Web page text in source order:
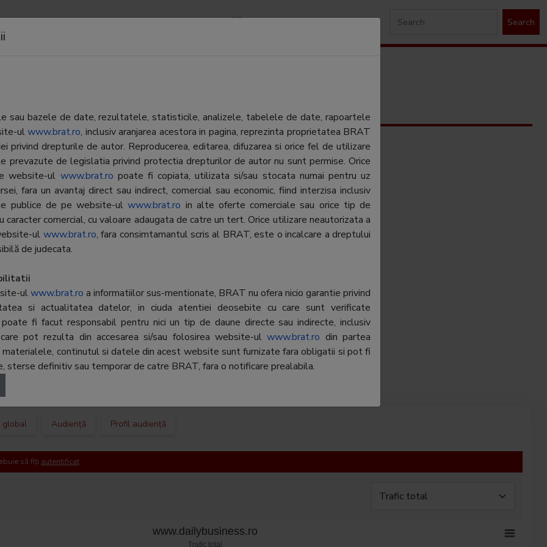
NEWSLETTERS CONTACTE LOGIN Search
Management SRL
Management SRL
Gheorghe
Oprea
Prahova
global Audiență Profil audiență
să fiți autentificat
www.dailybusiness.ro
Trafic total
sau bazele de date, rezultatele, statisticile, analizele, tabelele de date, rapoartele
ulwww.brat.ro, inclusiv aranjarea acestora in pagina, reprezinta proprietatea BRAT
privind drepturile de autor. Reproducerea, editarea, difuzarea si orice fel de utilizare
prevazute de legislatia privind protectia drepturilor de autor nu sunt permise. Orice
website-ul www.brat.ro poate fi copiata, utilizata si/sau stocata numai pentru uz
fara un avantaj direct sau indirect, comercial sau economic, fiind interzisa inclusiv
publice de pe website-ulwww.brat.ro in alte oferte comerciale sau orice tip de
caracter comercial, cu valoare adaugata de catre un tert. Orice utilizare neautorizata a
ul www.brat.ro, fara consimtamantul scris al BRAT, este o incalcare a dreptului
de judecata.
ulwww.brat.ro a informatiilor sus-mentionate, BRAT nu ofera nicio garantie privind
si actualitatea datelor, in ciuda atentiei deosebite cu care sunt verificate
fi facut responsabil pentru nici un tip de daune directe sau indirecte, inclusiv
pot rezulta din accesarea si/sau folosirea website-ulwww.brat.ro din partea
materialele, continutul si datele din acest website sunt furnizate fara obligatii si pot fi
sterse definitiv sau temporar de catre BRAT, fara o notificare prealabila.